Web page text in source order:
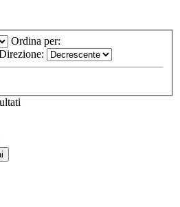
Ordina per: